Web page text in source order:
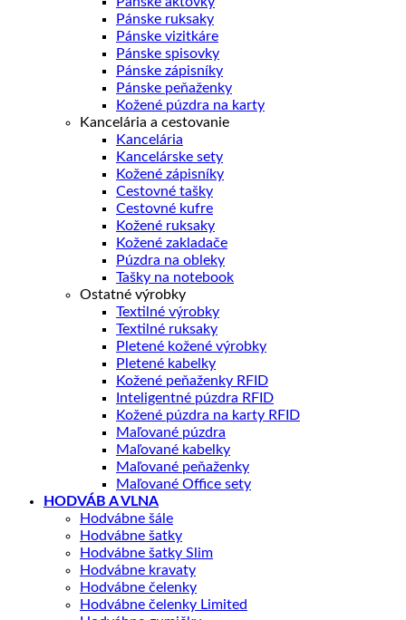
Pánske ruksaky
Pánske vizitkáre
Pánske spisovky
Pánske zápisníky
Pánske peňaženky
Kožené púzdra na karty
Kancelária a cestovanie
Kancelária
Kancelárske sety
Kožené zápisníky
Cestovné tašky
Cestovné kufre
Kožené ruksaky
Kožené zakladače
Púzdra na obleky
Tašky na notebook
Ostatné výrobky
Textilné výrobky
Textilné ruksaky
Pletené kožené výrobky
Pletené kabelky
Kožené peňaženky RFID
Inteligentné púzdra RFID
Kožené púzdra na karty RFID
Maľované púzdra
Maľované kabelky
Maľované peňaženky
Maľované Office sety
HODVÁB A VLNA
Hodvábne šále
Hodvábne šatky
Hodvábne šatky Slim
Hodvábne kravaty
Hodvábne čelenky
Hodvábne čelenky Limited